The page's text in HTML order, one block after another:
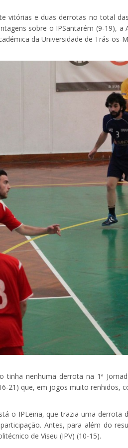
vitórias e duas derrotas no total
sobre o IPSantarém (9-19), a
da Universidade de Trás-os-
nenhuma derrota na 1ª
21) que, em jogos muito renhidos,
o IPLeiria, que trazia uma
Antes, para além do
de Viseu (IPV) (10-15).